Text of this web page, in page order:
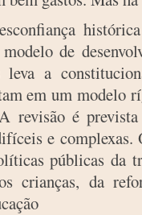
de
leva a
em um modelo
revisão é
e complexas.
públicas da
crianças, da